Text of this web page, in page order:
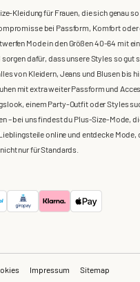
Kleidung für Frauen, die sich genau
bei Passform, Komfort oder
Mode in den Größen 40-64 mit
dafür, dass unsere Styles so gut
von Kleidern, Jeans und Blusen bis
mit extra weiter Passform und
einem Party-Outfit oder Styles
– bei uns findest du Plus-Size-Mode,
online und entdecke Mode,
nur für Standards.
Impressum Sitemap